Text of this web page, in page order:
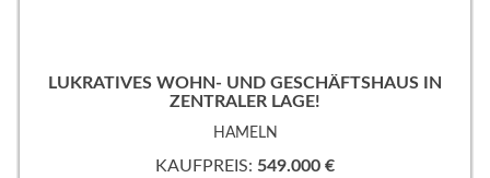
LUKRATIVES WOHN- UND GESCHÄFTSHAUS IN
ZENTRALER LAGE!
HAMELN
KAUFPREIS: 549.000 €